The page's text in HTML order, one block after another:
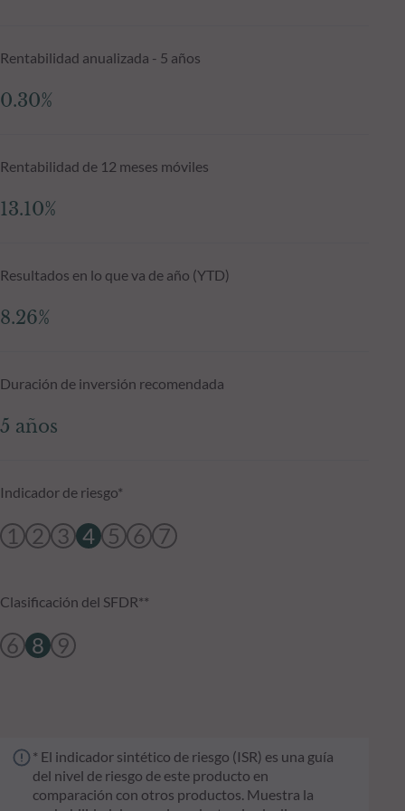
Rentabilidad anualizada - 5 años
0.30%
Rentabilidad de 12 meses móviles
13.10%
Resultados en lo que va de año (YTD)
8.26%
Duración de inversión recomendada
5 años
Indicador de riesgo*
1 2 3 4 5 6 7
Clasificación del SFDR**
6 8 9
* El indicador sintético de riesgo (ISR) es una guía
del nivel de riesgo de este producto en
comparación con otros productos. Muestra la